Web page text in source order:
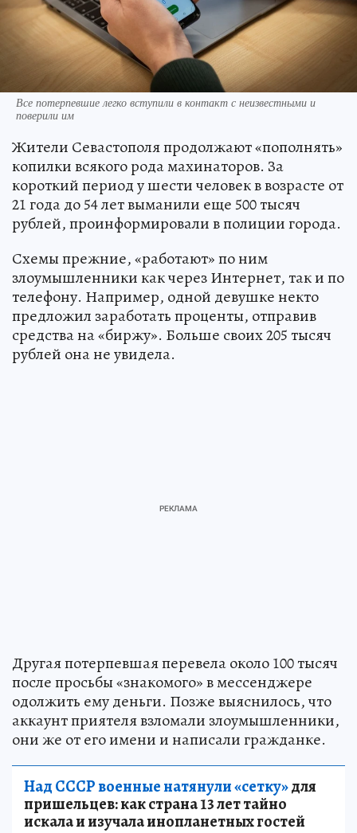
Все потерпевшие легко вступили в контакт с неизвестными и
поверили им
Жители Севастополя продолжают «пополнять»
копилки всякого рода махинаторов. За
короткий период у шести человек в возрасте от
21 года до 54 лет выманили еще 500 тысяч
рублей, проинформировали в полиции города.
Схемы прежние, «работают» по ним
злоумышленники как через Интернет, так и по
телефону. Например, одной девушке некто
предложил заработать проценты, отправив
средства на «биржу». Больше своих 205 тысяч
рублей она не увидела.
Другая потерпевшая перевела около 100 тысяч
после просьбы «знакомого» в меccенджере
одолжить ему деньги. Позже выяснилось, что
аккаунт приятеля взломали злоумышленники,
они же от его имени и написали гражданке.
Над СССР военные натянули «сетку»для
пришельцев: как страна 13 лет тайно
искала и изучала инопланетных гостей